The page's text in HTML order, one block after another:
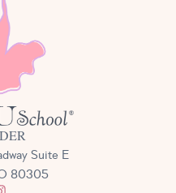
Suite E
80305